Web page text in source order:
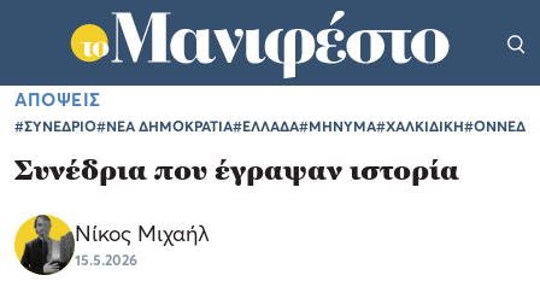
ΑΠΟΨΕΙΣ
#ΣΥΝΕΔΡΙΟ#ΝΕΑ ΔΗΜΟΚΡΑΤΙΑ#ΕΛΛΑΔΑ#ΜΗΝΥΜΑ#ΧΑΛΚΙΔΙΚΗ#ΟΝΝΕΔ
Συνέδρια που έγραψαν ιστορία
Νίκος Μιχαήλ
15.5.2026